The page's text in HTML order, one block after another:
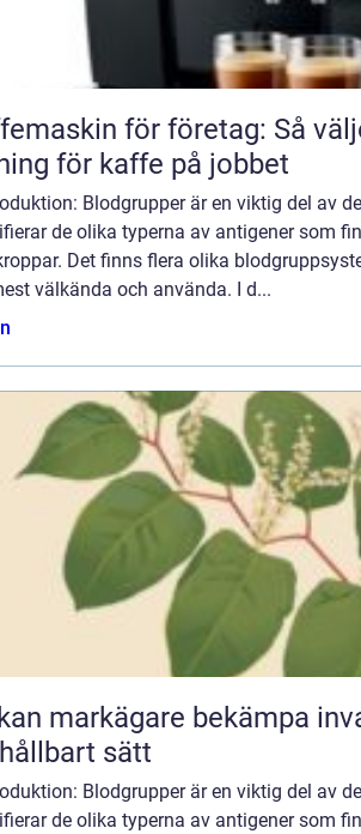
för företag: Så
för kaffe på jobbet
Blodgrupper är en viktig del av
de olika typerna av antigener som
Det finns flera olika
välkända och använda. I d...
markägare bekämpa
sätt
Blodgrupper är en viktig del av
de olika typerna av antigener som